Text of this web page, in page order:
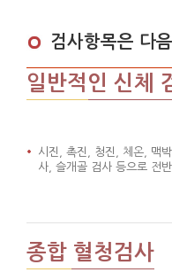
검사항목은 다
일반적인 신체
시진, 촉진, 청진, 체온, 맥
사, 슬개골 검사 등으로 전
종합 혈청검사